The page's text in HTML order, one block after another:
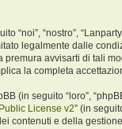
“noi”, “nostro”,
legalmente dalle
avvisarti di tali
la completa
(in seguito “loro”,
License v2” (in
contenuti e della